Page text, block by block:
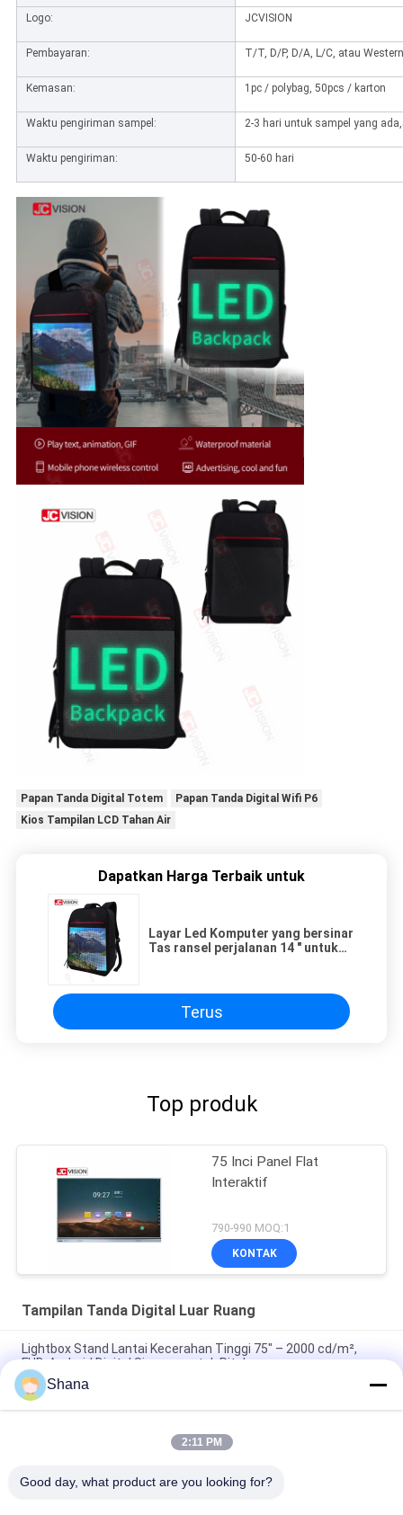
Logo: JCVISION
Pembayaran: T/T, D/P, D/A, L/C, atau
Kemasan: 1pc / polybag, 50pcs / karton
Waktu pengiriman sampel: 2-3 hari untuk sampel yang
Waktu pengiriman: 50-60 hari
Papan Tanda Digital Totem
Papan Tanda Digital Wifi P6
Kios Tampilan LCD Tahan Air
Dapatkan Harga Terbaik untuk
Layar Led Komputer yang bersinar
Tas ransel perjalanan 14 " untuk
Terus
Top produk
75 Inci Panel Flat
Interaktif
790-990 MOQ:1
KONTAK
Tampilan Tanda Digital Luar Ruang
Lightbox Stand Lantai Kecerahan Tinggi 75" – 2000 cd/m²,
FHD, Android Digital Signage untuk Ritel
Kotak Lampu Dinding Kecerahan Tinggi 4K UHD 65" – 2000 nits,
E-LED, Android 11 untuk Ritel Luar Ruangan & Ruang Publik
55" Ultra High Brightness Floor Standing Display ¢ 2000 nits,
Shana
2:11 PM
Good day, what product are you looking for?